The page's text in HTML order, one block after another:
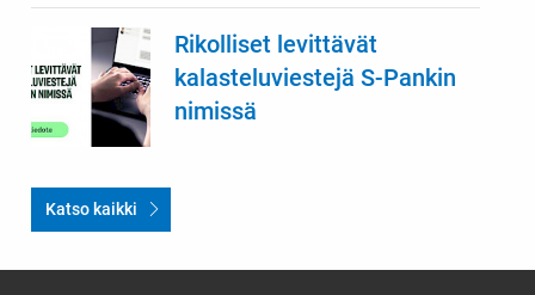
Rikolliset levittävät
kalasteluviestejä S-Pankin
nimissä
Katso kaikki